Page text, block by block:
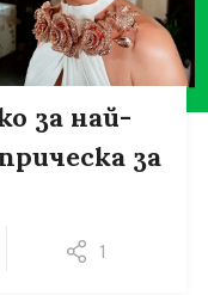
за най-
за
1